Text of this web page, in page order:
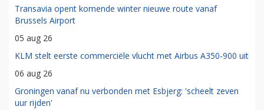
Transavia opent komende winter nieuwe route vanaf
Brussels Airport
05 aug 26
KLM stelt eerste commerciële vlucht met Airbus A350-900 uit
06 aug 26
Groningen vanaf nu verbonden met Esbjerg: 'scheelt zeven
uur rijden'